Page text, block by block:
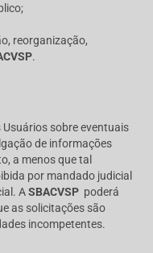
reorganização,
.
sobre eventuais
de informações
a menos que tal
por mandado judicial
ASBACVSP poderá
as solicitações são
incompetentes.